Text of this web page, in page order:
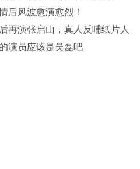
后风波愈演愈烈！
再演张启山，真人反哺纸片人
演员应该是吴磊吧